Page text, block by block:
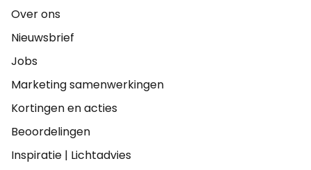
Over ons
Nieuwsbrief
Jobs
Marketing samenwerkingen
Kortingen en acties
Beoordelingen
Inspiratie | Lichtadvies